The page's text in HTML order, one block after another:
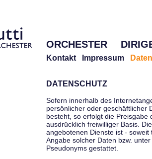
ORCHESTER
Kontakt Impressum
DATENSCHUTZ
Sofern innerhalb des
persönlicher oder geschäftlicher
besteht, so erfolgt die Preisgabe
ausdrücklich freiwilliger Basis.
angebotenen Dienste ist -
Angabe solcher Daten bzw.
Pseudonyms gestattet.